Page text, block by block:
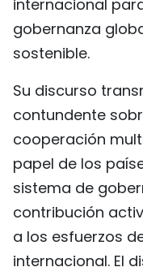
internacional
gobernanza
sostenible.
Su discurso
contundente
cooperación
papel de los
sistema de
contribución
a los esfuerzos
internacional. El